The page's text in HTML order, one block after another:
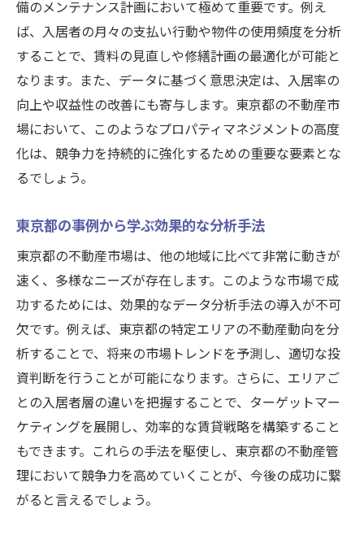
備のメンテナンス計画において極めて重要です。例え
ば、入居者の月々の支払い行動や物件の使用頻度を分析
することで、賃料の見直しや修繕計画の最適化が可能と
なります。また、データに基づく意思決定は、入居率の
向上や収益性の改善にも寄与します。東京都の不動産市
場において、このようなプロパティマネジメントの高度
化は、競争力を持続的に強化するための重要な要素とな
るでしょう。
東京都の事例から学ぶ効果的な分析手法
東京都の不動産市場は、他の地域に比べて非常に動きが
速く、多様なニーズが存在します。このような市場で成
功するためには、効果的なデータ分析手法の導入が不可
欠です。例えば、東京都の特定エリアの不動産動向を分
析することで、将来の市場トレンドを予測し、適切な投
資判断を行うことが可能になります。さらに、エリアご
との入居者層の違いを把握することで、ターゲットマー
ケティングを展開し、効率的な賃貸戦略を構築すること
もできます。これらの手法を駆使し、東京都の不動産管
理において競争力を高めていくことが、今後の成功に繋
がると言えるでしょう。